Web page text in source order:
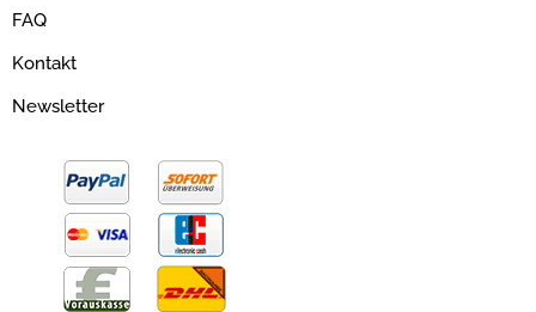
FAQ
Kontakt
Newsletter